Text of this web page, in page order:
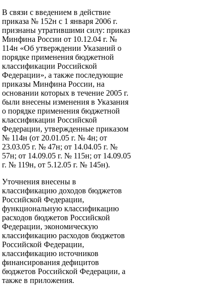
В связи с введением в действие
приказа № 152н с 1 января 2006 г.
признаны утратившими силу: приказ
Минфина России от 10.12.04 г. №
114н «Об утверждении Указаний о
порядке применения бюджетной
классификации Российской
Федерации», а также последующие
приказы Минфина России, на
основании которых в течение 2005 г.
были внесены изменения в Указания
о порядке применения бюджетной
классификации Российской
Федерации, утвержденные приказом
№ 114н (от 20.01.05 г. № 4н; от
23.03.05 г. № 47н; от 14.04.05 г. №
57н; от 14.09.05 г. № 115н; от 14.09.05
г. № 119н, от 5.12.05 г. № 145н).
Уточнения внесены в
классификацию доходов бюджетов
Российской Федерации,
функциональную классификацию
расходов бюджетов Российской
Федерации, экономическую
классификацию расходов бюджетов
Российской Федерации,
классификацию источников
финансирования дефицитов
бюджетов Российской Федерации, а
также в приложения.